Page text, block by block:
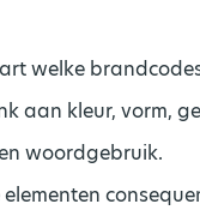
welke
aan kleur, vorm,
woordgebruik.